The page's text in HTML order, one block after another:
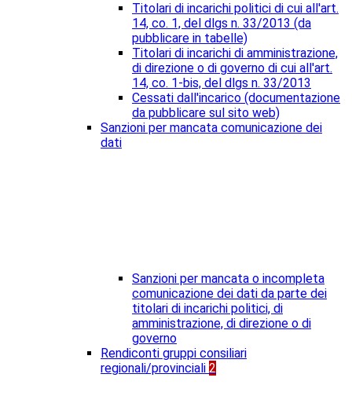
Titolari di incarichi politici di cui all'art.
14, co. 1, del dlgs n. 33/2013 (da
pubblicare in tabelle)
Titolari di incarichi di amministrazione,
di direzione o di governo di cui all'art.
14, co. 1-bis, del dlgs n. 33/2013
Cessati dall'incarico (documentazione
da pubblicare sul sito web)
Sanzioni per mancata comunicazione dei
dati
Sanzioni per mancata o incompleta
comunicazione dei dati da parte dei
titolari di incarichi politici, di
amministrazione, di direzione o di
governo
Rendiconti gruppi consiliari
regionali/provinciali 2